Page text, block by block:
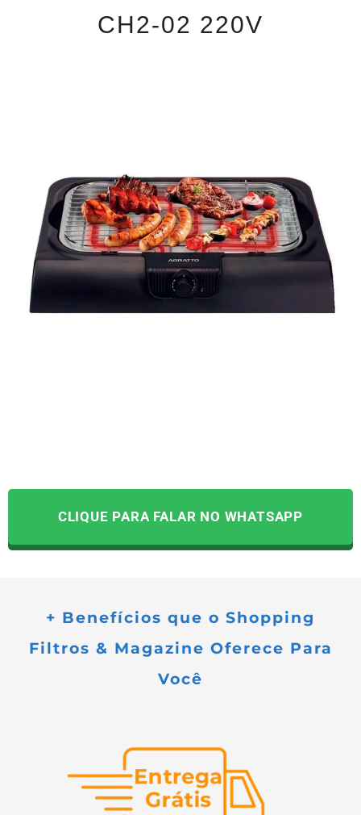
CH2-02 220V
CLIQUE PARA FALAR NO WHATSAPP
+ Benefícios que o Shopping
Filtros & Magazine Oferece Para
Você